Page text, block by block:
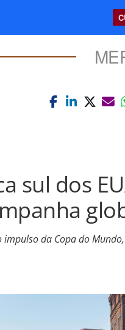
sul dos
da Copa do